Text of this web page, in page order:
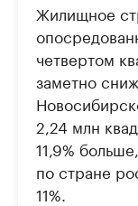
Жилищное
четвертом
заметно
2,24 млн
11,9%
по стране
11%.